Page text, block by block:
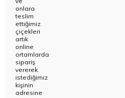
onlara
teslim
ettiğimiz
çiçekleri
artık
online
ortamlarda
sipariş
vererek
istediğimiz
kişinin
adresine